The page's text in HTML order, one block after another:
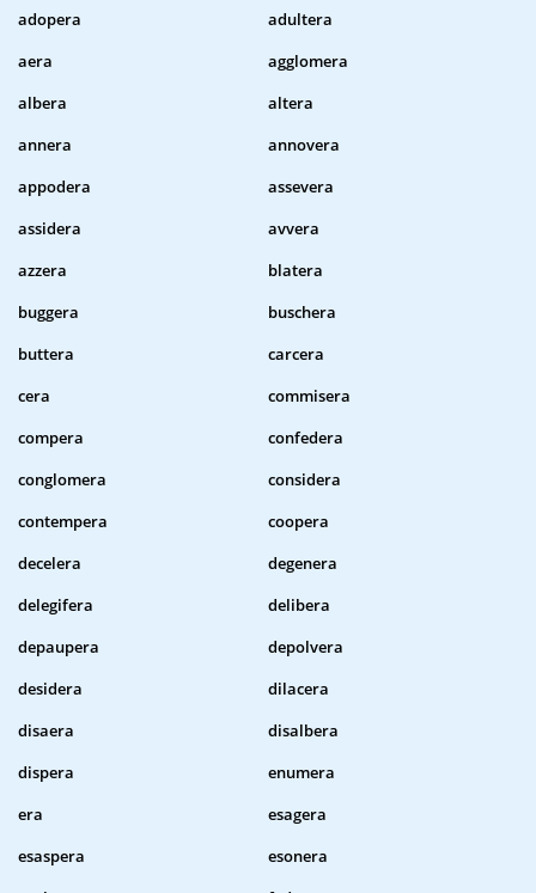
adopera
adultera
aera
agglomera
albera
altera
annera
annovera
appodera
assevera
assidera
avvera
azzera
blatera
buggera
buschera
buttera
carcera
cera
commisera
compera
confedera
conglomera
considera
contempera
coopera
decelera
degenera
delegifera
delibera
depaupera
depolvera
desidera
dilacera
disaera
disalbera
dispera
enumera
era
esagera
esaspera
esonera